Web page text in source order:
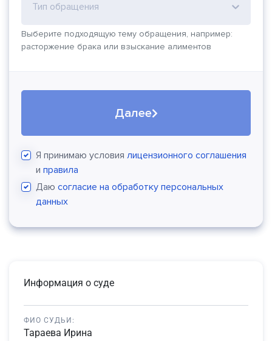
Тип обращения
Выберите подходящую тему обращения, например:
расторжение брака или взыскание алиментов
Далее
Я принимаю условия лицензионного соглашения
и правила
Даю согласие на обработку персональных
данных
Информация о суде
ФИО СУДЬИ:
Тараева Ирина